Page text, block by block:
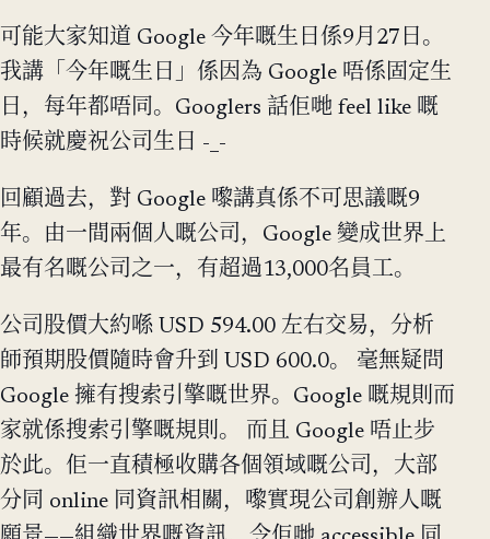
可能大家知道 Google 今年嘅生日係9月27日。
我講「今年嘅生日」係因為 Google 唔係固定生
日，每年都唔同。Googlers 話佢哋 feel like 嘅
時候就慶祝公司生日 -_-
回顧過去，對 Google 嚟講真係不可思議嘅9
年。由一間兩個人嘅公司，Google 變成世界上
最有名嘅公司之一，有超過13,000名員工。
公司股價大約喺 USD 594.00 左右交易，分析
師預期股價隨時會升到 USD 600.0。 毫無疑問
Google 擁有搜索引擎嘅世界。Google 嘅規則而
家就係搜索引擎嘅規則。 而且 Google 唔止步
於此。佢一直積極收購各個領域嘅公司，大部
分同 online 同資訊相關，嚟實現公司創辦人嘅